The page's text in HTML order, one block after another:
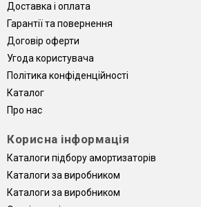
Доставка і оплата
Гарантії та повернення
Договір оферти
Угода користувача
Політика конфіденційності
Каталог
Про нас
Корисна інформація
Каталоги підбору амортизаторів
Каталоги за виробником
Каталоги за виробником